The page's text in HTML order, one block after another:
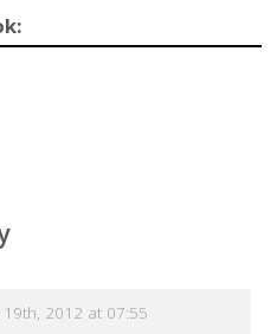
2012 at 07:55